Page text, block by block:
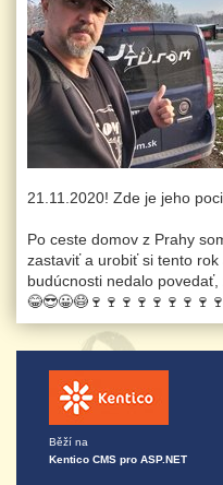
21.11.2020! Zde je jeho
Po ceste domov z Prahy
zastaviť a urobiť si tento
budúcnosti nedalo
Běží na
Kentico CMS pro ASP.NET